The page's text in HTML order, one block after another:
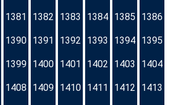
1381 1382 1383 1384 1385 1386
1390 1391 1392 1393 1394 1395
1399 1400 1401 1402 1403 1404
1408 1409 1410 1411 1412 1413